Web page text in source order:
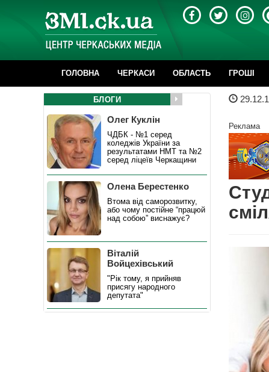
ГОЛОВНА ЧЕРКАСИ ОБЛАСТЬ ГРОШІ
Реклама
БЛОГИ
Олег Куклін
ЧДБК - №1 серед
коледжів України за
результатами НМТ та №2
серед ліцеїв Черкащини
Олена Берестенко
Втома від саморозвитку,
або чому постійне “працюй
над собою” виснажує?
Віталій
Войцехівський
"Рік тому, я прийняв
присягу народного
депутата"